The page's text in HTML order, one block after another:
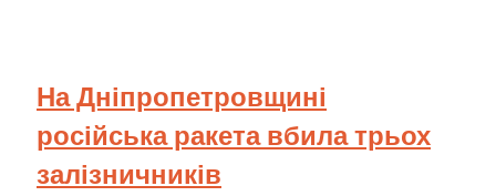
На Дніпропетровщині
російська ракета вбила трьох
залізничників